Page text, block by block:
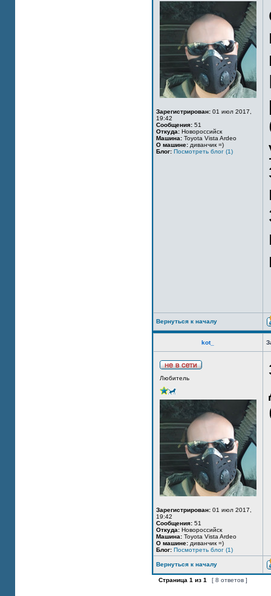
Зарегистрирован: 01 июл 2017,
19:42
Сообщения: 51
Откуда: Новороссийск
Машина: Toyota Vista Ardeo
О машине: диванчик =)
Блог: Посмотреть блог (1)
Вернуться к началу
kot_
Любитель
Зарегистрирован: 01 июл 2017,
19:42
Сообщения: 51
Откуда: Новороссийск
Машина: Toyota Vista Ardeo
О машине: диванчик =)
Блог: Посмотреть блог (1)
Вернуться к началу
Страница 1 из 1 [ 8 ответов ]